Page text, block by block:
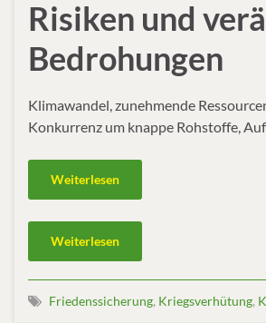
Risiken und
Bedrohungen
Klimawandel, zunehmende
Konkurrenz um knappe Rohstoffe,
Weiterlesen
Weiterlesen
Friedenssicherung, Kriegsverhütung,